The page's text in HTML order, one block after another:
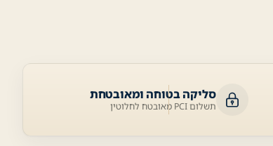
סליקה בטוחה ומאובטחת
תשלום PCI מאובטח לחלוטין